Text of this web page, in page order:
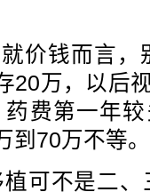
钱而言，
20万，以后
费第一年
到70万不等。
不是二、